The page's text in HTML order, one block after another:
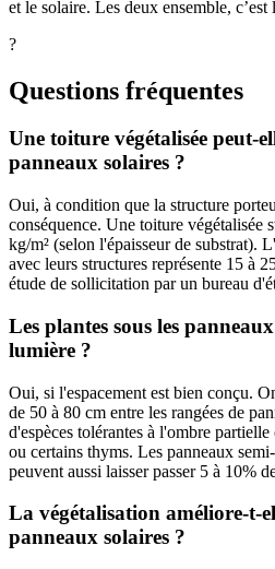
et le solaire. Les deux ensemble,
?
Questions fréquentes
Une toiture végétalisée peut-
panneaux solaires ?
Oui, à condition que la structure
conséquence. Une toiture végétalisée
kg/m² (selon l'épaisseur de substrat).
avec leurs structures représente 15 à
étude de sollicitation par un bureau
Les plantes sous les
lumière ?
Oui, si l'espacement est bien conçu.
de 50 à 80 cm entre les rangées de
d'espèces tolérantes à l'ombre
ou certains thyms. Les panneaux
peuvent aussi laisser passer 5 à 10%
La végétalisation améliore-t-
panneaux solaires ?